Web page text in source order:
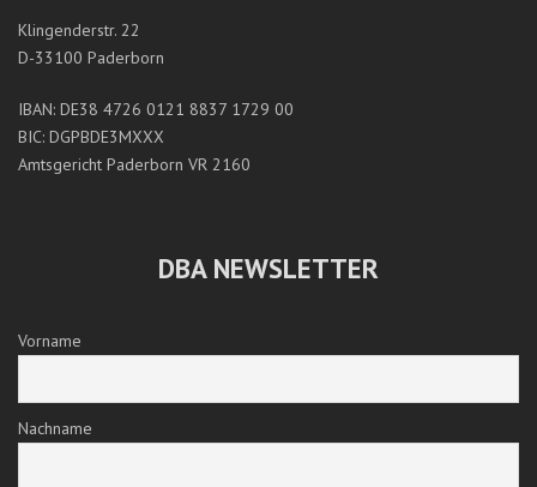
Klingenderstr. 22
D-33100 Paderborn
IBAN: DE38 4726 0121 8837 1729 00
BIC: DGPBDE3MXXX
Amtsgericht Paderborn VR 2160
DBA NEWSLETTER
Vorname
Nachname